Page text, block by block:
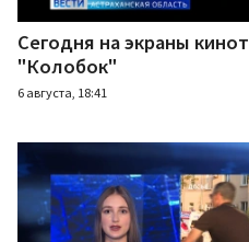
Сегодня на экраны
"Колобок"
6 августа, 18:41